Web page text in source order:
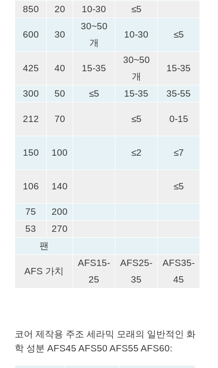
850
20 10-30 ≤5
600 30
30~50
개
10-30 ≤5
425 40 15-35
30~50
개
15-35
300 50 ≤5 15-35 35-55
212 70 ≤5 0-15
150 100 ≤2 ≤7
106 140 ≤5
75 200
53
270
팬
AFS 가치
AFS15-
25
AFS25-
35
AFS35-
45
코어 제작용 주조 세라믹 모래의 일반적인 화
학 성분 AFS45 AFS50 AFS55 AFS60: